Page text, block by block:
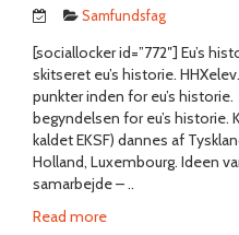
Samfundsfag
[sociallocker id=”772″] Eu’s
skitseret eu’s historie.
punkter inden for eu’s
begyndelsen for eu’s
kaldet EKSF) dannes af
Holland, Luxembourg. Ideen
samarbejde – ..
Read more